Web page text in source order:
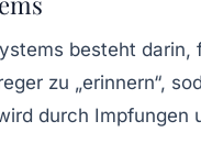
besteht
zu „erinnern“,
durch